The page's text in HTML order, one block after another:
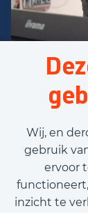
Wij, en
gebruik
ervoor
inzicht te